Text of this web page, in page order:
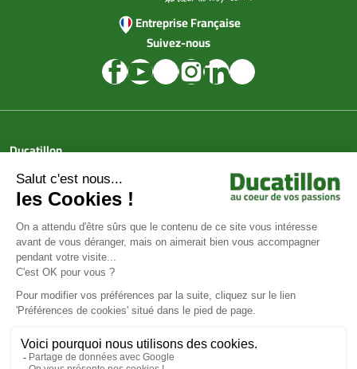
Entreprise Française
Suivez-nous
Ducatillon
Achat en ligne
Services
Aide & Conseils
Paiement sécurisé